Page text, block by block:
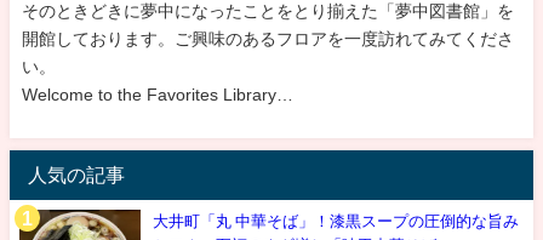
そのときどきに夢中になったことをとり揃えた「夢中図書館」を
開館しております。ご興味のあるフロアを一度訪れてみてくださ
い。
Welcome to the Favorites Library…
人気の記事
大井町「丸 中華そば」！漆黒スープの圧倒的な旨み